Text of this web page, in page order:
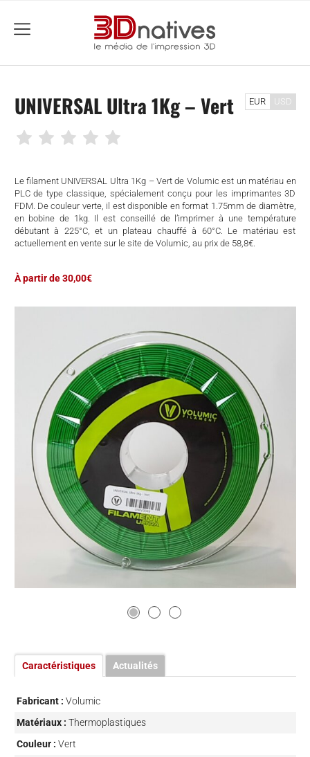
menu
UNIVERSAL Ultra 1Kg – Vert
Le filament UNIVERSAL Ultra 1Kg – Vert de Volumic est un matériau en
PLC de type classique, spécialement conçu pour les imprimantes 3D
FDM. De couleur verte, il est disponible en format 1.75mm de diamètre,
en bobine de 1kg. Il est conseillé de l’imprimer à une température
débutant à 225°C, et un plateau chauffé à 60°C. Le matériau est
actuellement en vente sur le site de Volumic, au prix de 58,8€.
EUR USD
À partir de 30,00€
Caractéristiques Actualités
Fabricant : Volumic
Matériaux : Thermoplastiques
Couleur : Vert